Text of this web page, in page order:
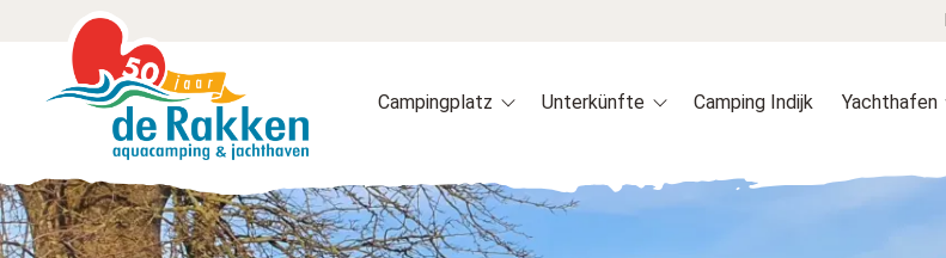
Campingplatz Unterkünfte Camping Indijk Yachthafen